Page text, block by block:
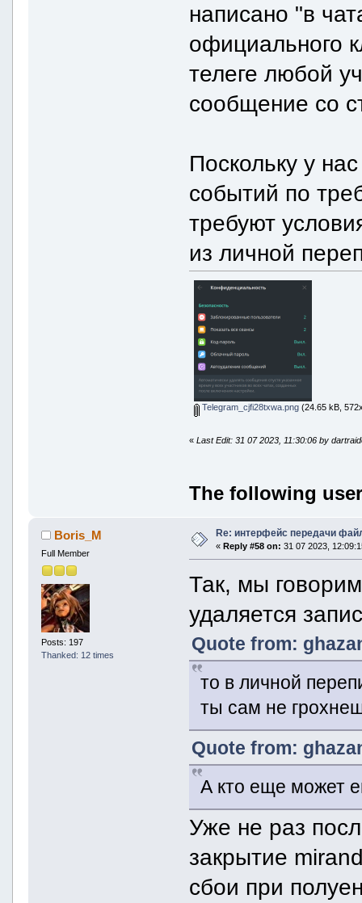
написано "в
официального
телеге любой
сообщение со
Поскольку у
событий по
требуют
из личной
Telegram_cjfi28txwa.png(24.65 kB,
«Last Edit: 31 07 2023, 11:30:06 by
The following
Boris_M
Full Member
Posts: 197
Thanked: 12 times
Re: интерфейс передачи
« Reply #58 on: 31 07 2023,
Так, мы
удаляется
Quote from:
то в личной
ты сам не
Quote from:
А кто еще может
Уже не раз
закрытие
сбои при